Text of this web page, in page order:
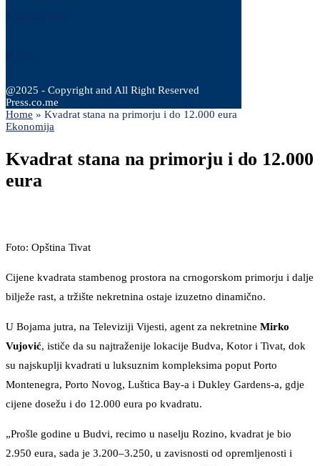
@2025 - Copyright and All Right Reserved
Press.co.me
Home » Kvadrat stana na primorju i do 12.000 eura
Ekonomija
Kvadrat stana na primorju i do 12.000
eura
Foto: Opština Tivat
Cijene kvadrata stambenog prostora na crnogorskom primorju i dalje
bilježe rast, a tržište nekretnina ostaje izuzetno dinamično.
U Bojama jutra, na Televiziji Vijesti, agent za nekretnine Mirko
Vujović, ističe da su najtraženije lokacije Budva, Kotor i Tivat, dok
su najskuplji kvadrati u luksuznim kompleksima poput Porto
Montenegra, Porto Novog, Luštica Bay-a i Dukley Gardens-a, gdje
cijene dosežu i do 12.000 eura po kvadratu.
„Prošle godine u Budvi, recimo u naselju Rozino, kvadrat je bio
2.950 eura, sada je 3.200–3.250, u zavisnosti od opremljenosti i